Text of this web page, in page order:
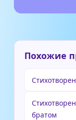
Похожие
братом